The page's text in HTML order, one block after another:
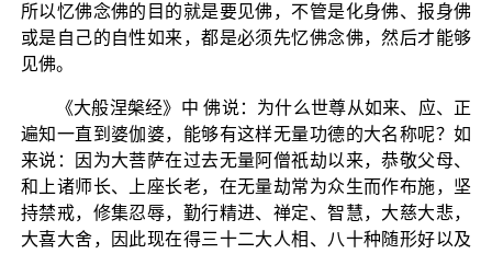
所以忆佛念佛的目的就是要见佛，不管是化身佛、报身佛
或是自己的自性如来，都是必须先忆佛念佛，然后才能够
见佛。
《大般涅槃经》中 佛说：为什么世尊从如来、应、正
遍知一直到婆伽婆，能够有这样无量功德的大名称呢？如
来说：因为大菩萨在过去无量阿僧祇劫以来，恭敬父母、
和上诸师长、上座长老，在无量劫常为众生而作布施，坚
持禁戒，修集忍辱，勤行精进、禅定、智慧，大慈大悲，
大喜大舍，因此现在得三十二大人相、八十种随形好以及